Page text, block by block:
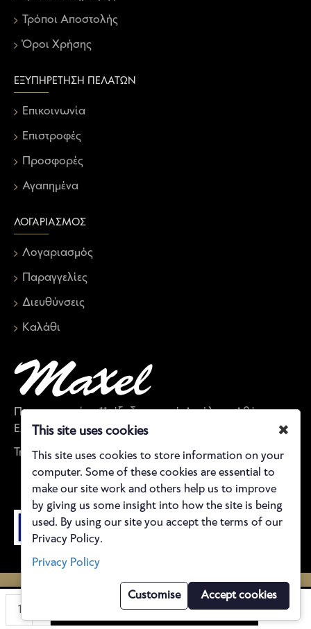
ΠΡΟΣΘΉΚΗ ΣΤΟ ΚΑΛΆΘΙ
Τρόποι Αποστολής
Όροι Χρήσης
ΕΞΥΠΗΡΈΤΗΣΗ ΠΕΛΑΤΏΝ
Επικοινωνία
Επιστροφές
Προσφορές
Αγαπημένα
ΛΟΓΑΡΙΑΣΜΌΣ
Λογαριασμός
Παραγγελίες
Διευθύνσεις
Καλάθι
Παπαναστασίου 11, έξοδος μετρό Αιγάλεω, Αθήνα,
Ελλάδα
Τηλέφωνο: 21 0590 5843
©
2021 Maxel Bραδινά φορέματα
Κατασκευή e-shop reweb.gr
This site uses cookies ✖
This site uses cookies to store information on your
computer. Some of these cookies are essential to
make our site work and others help us to improve
by giving us some insight into how the site is being
used. By using our site you accept the terms of our
Privacy Policy.
Privacy Policy
Customise Accept cookies